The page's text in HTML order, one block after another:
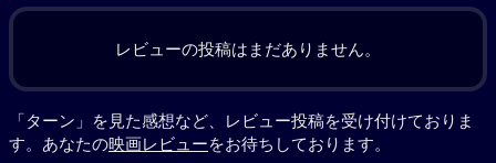
レビューの投稿はまだありません。
「ターン」を見た感想など、レビュー投稿を受け付けておりま
す。あなたの映画レビューをお待ちしております。